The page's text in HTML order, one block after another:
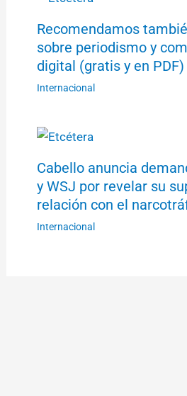
Recomendamos
sobre periodismo y
digital (gratis y en PDF)
Internacional
Cabello anuncia
y WSJ por revelar su
relación con el
Internacional